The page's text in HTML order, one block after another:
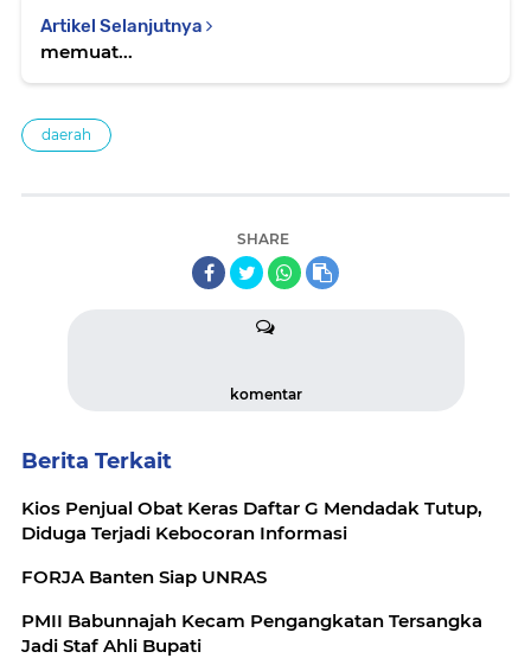
Artikel Selanjutnya
memuat...
daerah
SHARE
komentar
Berita Terkait
Kios Penjual Obat Keras Daftar G Mendadak Tutup,
Diduga Terjadi Kebocoran Informasi
FORJA Banten Siap UNRAS
PMII Babunnajah Kecam Pengangkatan Tersangka
Jadi Staf Ahli Bupati